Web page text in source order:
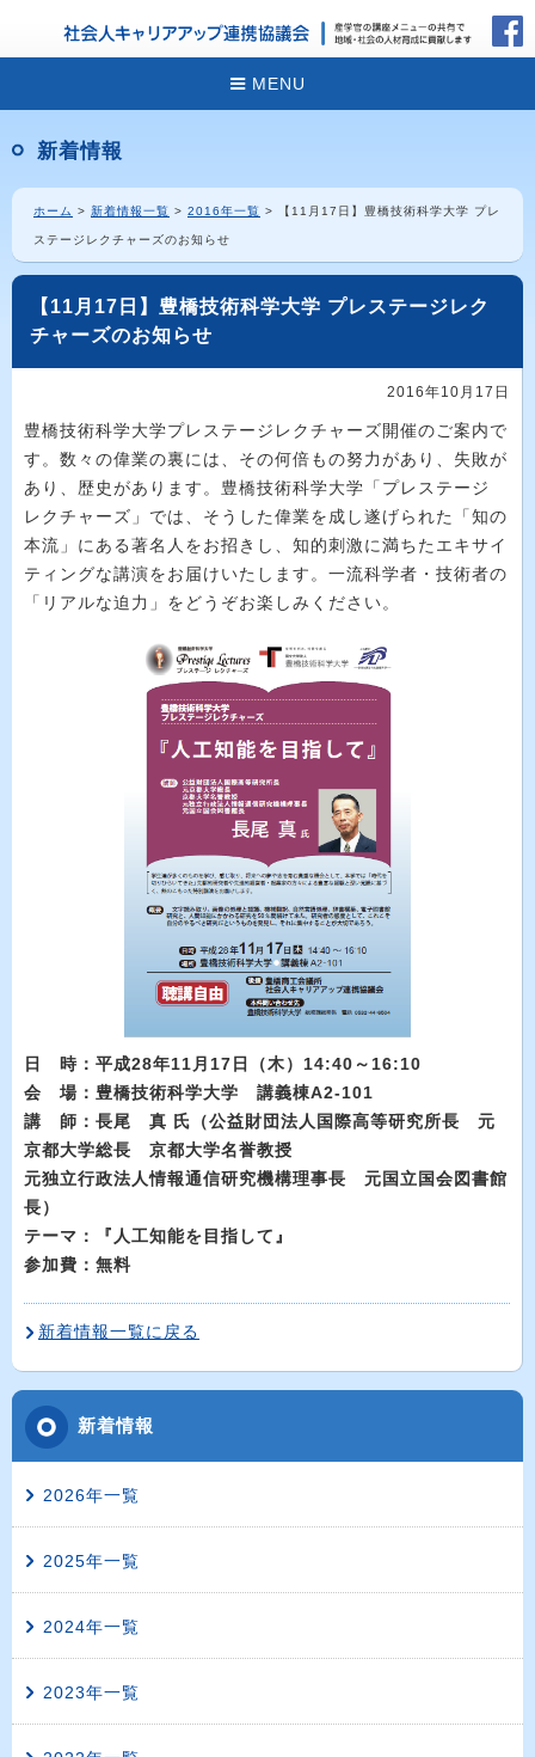
MENU
新着情報
ホーム > 新着情報一覧 > 2016年一覧 > 【11月17日】豊橋技術科学大学 プレ
ステージレクチャーズのお知らせ
【11月17日】豊橋技術科学大学 プレステージレク
チャーズのお知らせ
2016年10月17日
豊橋技術科学大学プレステージレクチャーズ開催のご案内で
す。数々の偉業の裏には、その何倍もの努力があり、失敗が
あり、歴史があります。豊橋技術科学大学「プレステージ
レクチャーズ」では、そうした偉業を成し遂げられた「知の
本流」にある著名人をお招きし、知的刺激に満ちたエキサイ
ティングな講演をお届けいたします。一流科学者・技術者の
「リアルな迫力」をどうぞお楽しみください。
日 時：平成28年11月17日（木）14:40～16:10
会 場：豊橋技術科学大学 講義棟A2-101
講 師：長尾 真 氏（公益財団法人国際高等研究所長 元
京都大学総長 京都大学名誉教授
元独立行政法人情報通信研究機構理事長 元国立国会図書館
長）
テーマ：『人工知能を目指して』
参加費：無料
新着情報一覧に戻る
新着情報
2026年一覧
2025年一覧
2024年一覧
2023年一覧